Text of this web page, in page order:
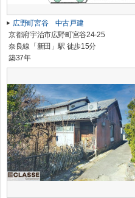
広野町宮谷 中古戸建
京都府宇治市広野町宮谷24-25
奈良線「新田」駅 徒歩15分
築37年